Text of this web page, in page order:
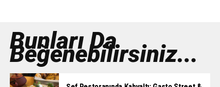
Bunları Da
Beğenebilirsiniz...